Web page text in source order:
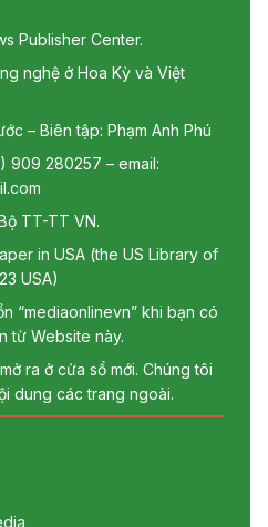
Publisher Center.
nghệ ở Hoa Kỳ và Việt
– Biên tập: Phạm Anh Phú
909 280257 – email:
TT-TT VN.
in USA (the US Library of
USA)
“mediaonlinevn” khi bạn có
từ Website này.
ra ở cửa sổ mới. Chúng tôi
dung các trang ngoài.